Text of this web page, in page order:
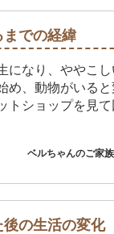
での経緯
になり、ややこ
め、動物がいる
トショップを見
ベルちゃんのご家
の生活の変化